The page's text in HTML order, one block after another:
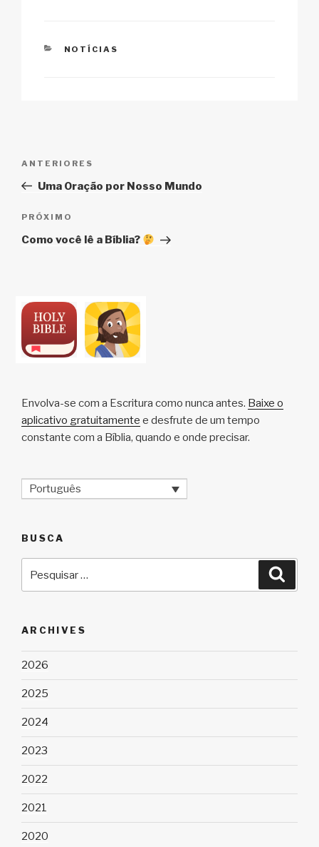
CATEGORIAS
NOTÍCIAS
Post
Post
anterior
ANTERIORES
Uma Oração por Nosso Mundo
Próximo
post
PRÓXIMO
Como você lê a Bíblia?
Envolva-se com a Escritura como nunca antes. Baixe o
aplicativo gratuitamente e desfrute de um tempo
constante com a Bíblia, quando e onde precisar.
Português
BUSCA
por:
ARCHIVES
2026
2025
2024
2023
2022
2021
2020